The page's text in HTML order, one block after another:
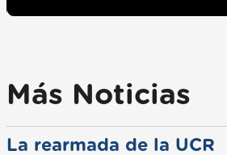
Más Noticias
La rearmada de la UCR